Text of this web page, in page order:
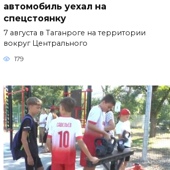
автомобиль уехал на
спецстоянку
7 августа в Таганроге на территории
вокруг Центрального
179